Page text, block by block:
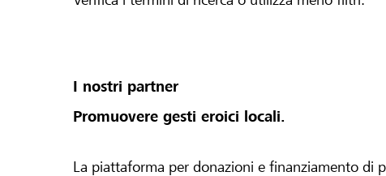
I nostri partner
Promuovere gesti eroici locali.
La piattaforma per donazioni e finanziamento di